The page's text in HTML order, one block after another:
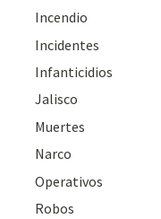
Incendio
Incidentes
Infanticidios
Jalisco
Muertes
Narco
Operativos
Robos